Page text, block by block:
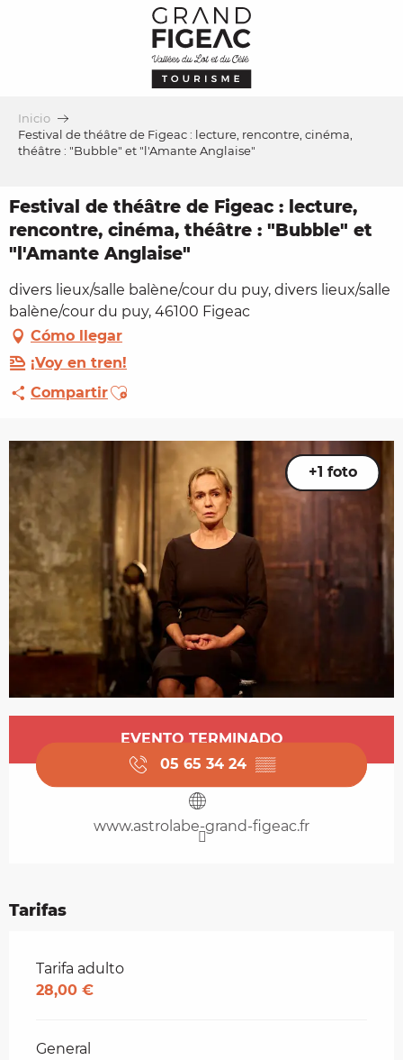
Inicio
Festival de théâtre de Figeac : lecture, rencontre, cinéma,
théâtre : "Bubble" et "l'Amante Anglaise"
Festival de théâtre de Figeac : lecture,
rencontre, cinéma, théâtre : "Bubble" et
"l'Amante Anglaise"
divers lieux/salle balène/cour du puy, divers lieux/salle
balène/cour du puy, 46100 Figeac
Cómo llegar
¡Voy en tren!
CompartirAjouter aux favoris
+1 foto
Horarios y datos de contacto
EVENTO TERMINADO
05 65 34 24 ▒▒
www.astrolabe-grand-figeac.fr
Tarifas
Tarifas 2026
Tarifa adulto
28,00 €
General